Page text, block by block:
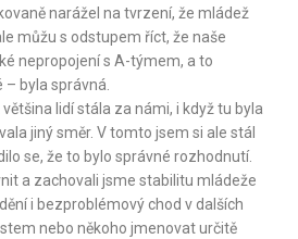
narážel na tvrzení, že mládež
můžu s odstupem říct, že naše
nepropojení s A-týmem, a to
byla správná.
lidí stála za námi, i když tu byla
jiný směr. V tomto jsem si ale stál
se, že to bylo správné rozhodnutí.
a zachovali jsme stabilitu mládeže
i bezproblémový chod v dalších
nebo někoho jmenovat určitě